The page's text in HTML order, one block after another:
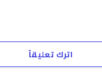
اترك تعليقاً